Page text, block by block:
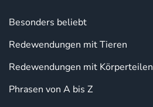
Besonders beliebt
Redewendungen mit Tieren
Redewendungen mit Körperteilen
Phrasen von A bis Z